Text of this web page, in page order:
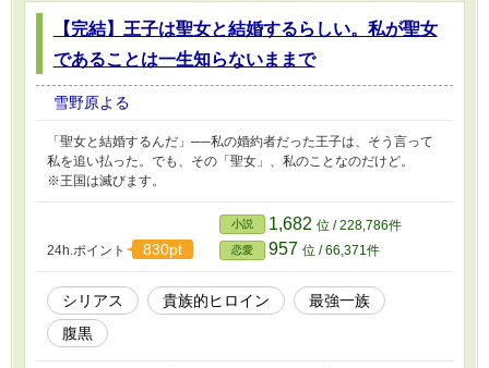
【完結】王子は聖女と結婚するらしい。私が聖女
であることは一生知らないままで
雪野原よる
「聖女と結婚するんだ」──私の婚約者だった王子は、そう言って
私を追い払った。でも、その「聖女」、私のことなのだけど。
※王国は滅びます。
24h.ポイント 830pt
小説 1,682 位 / 228,786件
恋愛 957 位 / 66,371件
シリアス 貴族的ヒロイン
最強一族
腹黒